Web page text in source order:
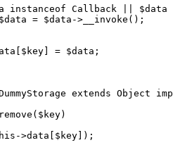
extends Object